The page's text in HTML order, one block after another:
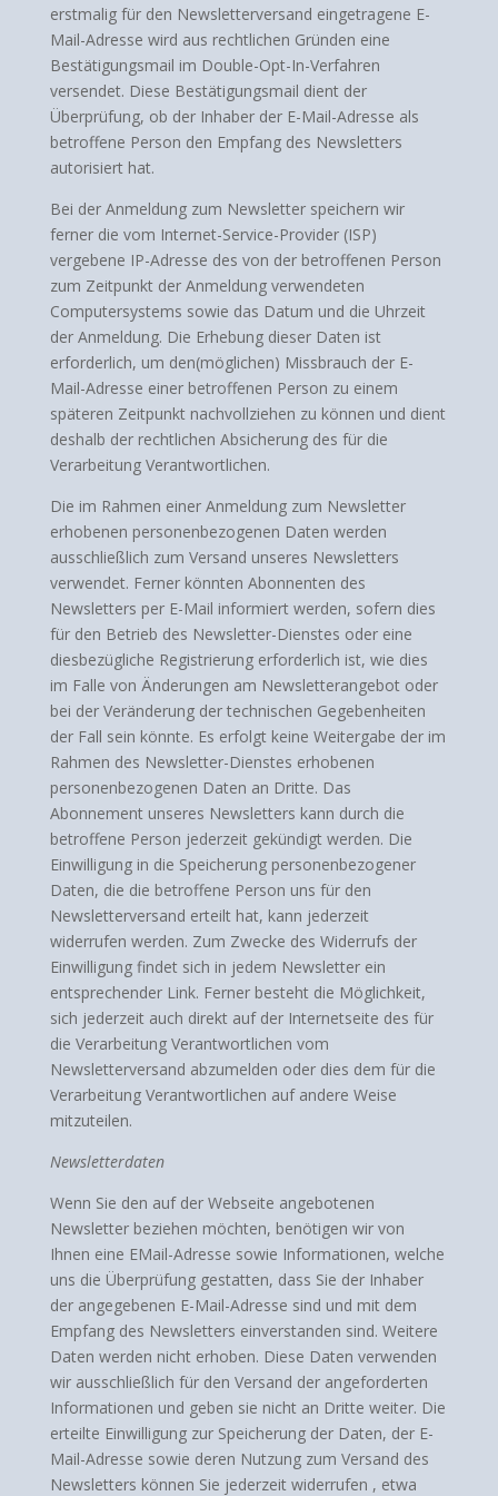
erstmalig für den Newsletterversand eingetragene E-
Mail-Adresse wird aus rechtlichen Gründen eine
Bestätigungsmail im Double-Opt-In-Verfahren
versendet. Diese Bestätigungsmail dient der
Überprüfung, ob der Inhaber der E-Mail-Adresse als
betroffene Person den Empfang des Newsletters
autorisiert hat.
Bei der Anmeldung zum Newsletter speichern wir
ferner die vom Internet-Service-Provider (ISP)
vergebene IP-Adresse des von der betroffenen Person
zum Zeitpunkt der Anmeldung verwendeten
Computersystems sowie das Datum und die Uhrzeit
der Anmeldung. Die Erhebung dieser Daten ist
erforderlich, um den(möglichen) Missbrauch der E-
Mail-Adresse einer betroffenen Person zu einem
späteren Zeitpunkt nachvollziehen zu können und dient
deshalb der rechtlichen Absicherung des für die
Verarbeitung Verantwortlichen.
Die im Rahmen einer Anmeldung zum Newsletter
erhobenen personenbezogenen Daten werden
ausschließlich zum Versand unseres Newsletters
verwendet. Ferner könnten Abonnenten des
Newsletters per E-Mail informiert werden, sofern dies
für den Betrieb des Newsletter-Dienstes oder eine
diesbezügliche Registrierung erforderlich ist, wie dies
im Falle von Änderungen am Newsletterangebot oder
bei der Veränderung der technischen Gegebenheiten
der Fall sein könnte. Es erfolgt keine Weitergabe der im
Rahmen des Newsletter-Dienstes erhobenen
personenbezogenen Daten an Dritte. Das
Abonnement unseres Newsletters kann durch die
betroffene Person jederzeit gekündigt werden. Die
Einwilligung in die Speicherung personenbezogener
Daten, die die betroffene Person uns für den
Newsletterversand erteilt hat, kann jederzeit
widerrufen werden. Zum Zwecke des Widerrufs der
Einwilligung findet sich in jedem Newsletter ein
entsprechender Link. Ferner besteht die Möglichkeit,
sich jederzeit auch direkt auf der Internetseite des für
die Verarbeitung Verantwortlichen vom
Newsletterversand abzumelden oder dies dem für die
Verarbeitung Verantwortlichen auf andere Weise
mitzuteilen.
Newsletterdaten
Wenn Sie den auf der Webseite angebotenen
Newsletter beziehen möchten, benötigen wir von
Ihnen eine EMail-Adresse sowie Informationen, welche
uns die Überprüfung gestatten, dass Sie der Inhaber
der angegebenen E-Mail-Adresse sind und mit dem
Empfang des Newsletters einverstanden sind. Weitere
Daten werden nicht erhoben. Diese Daten verwenden
wir ausschließlich für den Versand der angeforderten
Informationen und geben sie nicht an Dritte weiter. Die
erteilte Einwilligung zur Speicherung der Daten, der E-
Mail-Adresse sowie deren Nutzung zum Versand des
Newsletters können Sie jederzeit widerrufen , etwa